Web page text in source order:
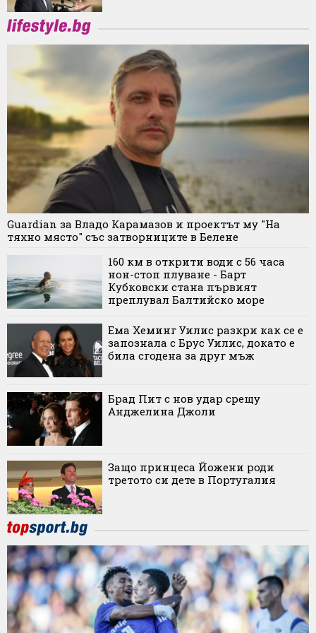
Guardian за Владо Карамазов и проектът му "На
тяхно място" със затворниците в Белене
160 км в открити води с 56 часа
нон-стоп плуване - Барт
Кубковски стана първият
преплувал Балтийско море
Ема Хеминг Уилис разкри как се е
запознала с Брус Уилис, докато е
била сгодена за друг мъж
Брад Пит с нов удар срещу
Анджелина Джоли
Защо принцеса Йожени роди
третото си дете в Португалия